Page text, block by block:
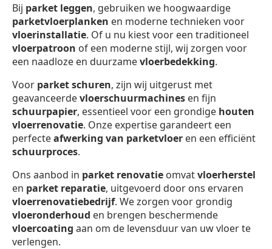
Bij parket leggen, gebruiken we hoogwaardige
parketvloerplanken en moderne technieken voor
vloerinstallatie. Of u nu kiest voor een traditioneel
vloerpatroon of een moderne stijl, wij zorgen voor
een naadloze en duurzamevloerbedekking.
Voor parket schuren, zijn wij uitgerust met
geavanceerdevloerschuurmachines en fijn
schuurpapier, essentieel voor een grondige houten
vloerrenovatie. Onze expertise garandeert een
perfecteafwerking van parketvloer en een efficiënt
schuurproces.
Ons aanbod in parket renovatie omvatvloerherstel
en parket reparatie, uitgevoerd door ons ervaren
vloerrenovatiebedrijf. We zorgen voor grondig
vloeronderhoud en brengen beschermende
vloercoating aan om de levensduur van uw vloer te
verlengen.